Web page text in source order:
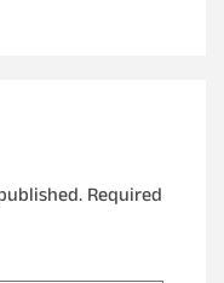
Required